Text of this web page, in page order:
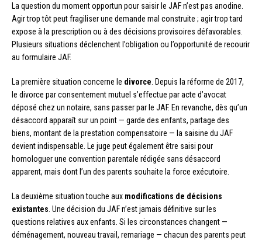
La question du moment opportun pour saisir le JAF n’est pas anodine.
Agir trop tôt peut fragiliser une demande mal construite ; agir trop tard
expose à la prescription ou à des décisions provisoires défavorables.
Plusieurs situations déclenchent l’obligation ou l’opportunité de recourir
au formulaire JAF.
La première situation concerne le divorce . Depuis la réforme de 2017,
le divorce par consentement mutuel s’effectue par acte d’avocat
déposé chez un notaire, sans passer par le JAF. En revanche, dès qu’un
désaccord apparaît sur un point — garde des enfants, partage des
biens, montant de la prestation compensatoire — la saisine du JAF
devient indispensable. Le juge peut également être saisi pour
homologuer une convention parentale rédigée sans désaccord
apparent, mais dont l’un des parents souhaite la force exécutoire.
La deuxième situation touche aux modifications de décisions
existantes . Une décision du JAF n’est jamais définitive sur les
questions relatives aux enfants. Si les circonstances changent —
déménagement, nouveau travail, remariage — chacun des parents peut